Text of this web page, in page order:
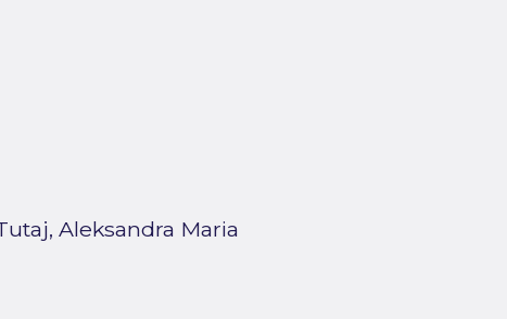
Aleksandra Maria